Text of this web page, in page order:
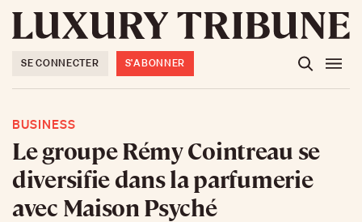
SE CONNECTER S'ABONNER
BUSINESS
Le groupe Rémy Cointreau se
diversifie dans la parfumerie
avec Maison Psyché